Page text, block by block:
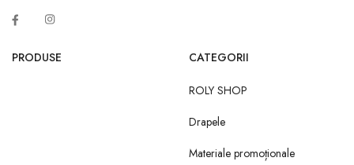
PRODUSE CATEGORII
ROLY SHOP
Drapele
Materiale promoționale